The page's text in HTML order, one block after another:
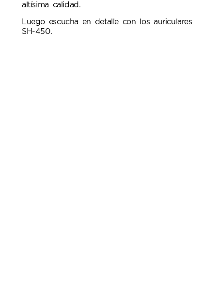
altísima calidad.
Luego escucha en detalle con los auriculares
SH-450.